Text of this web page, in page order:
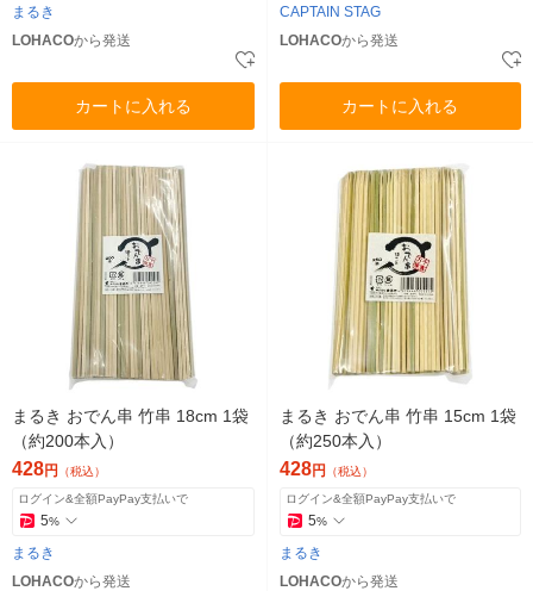
まるき
LOHACOから発送
カートに入れる
CAPTAIN STAG
LOHACOから発送
カートに入れる
まるき おでん串 竹串 18cm 1袋
（約200本入）
428円 （税込）
ログイン&全額PayPay支払いで
5%
まるき
LOHACOから発送
まるき おでん串 竹串 15cm 1袋
（約250本入）
428円 （税込）
ログイン&全額PayPay支払いで
5%
まるき
LOHACOから発送